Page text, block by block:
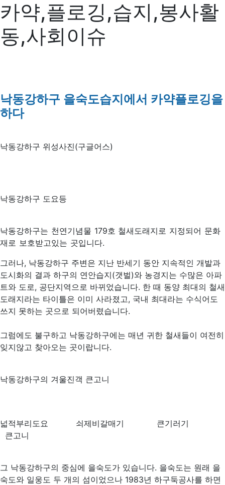
카약,플로깅,습지,봉사활
동,사회이슈
낙동강하구 을숙도습지에서 카약플로깅을
하다
낙동강하구 위성사진(구글어스)
낙동강하구 도요등
낙동강하구는 천연기념물 179호 철새도래지로 지정되어 문화
재로 보호받고있는 곳입니다.
그러나, 낙동강하구 주변은 지난 반세기 동안 지속적인 개발과
도시화의 결과 하구의 연안습지(갯벌)와 농경지는 수많은 아파
트와 도로, 공단지역으로 바뀌었습니다. 한 때 동양 최대의 철새
도래지라는 타이틀은 이미 사라졌고, 국내 최대라는 수식어도
쓰지 못하는 곳으로 되어버렸습니다.
그럼에도 불구하고 낙동강하구에는 매년 귀한 철새들이 여전히
잊지않고 찾아오는 곳이랍니다.
낙동강하구의 겨울진객 큰고니
넓적부리도요 쇠제비갈매기 큰기러기
큰고니
그 낙동강하구의 중심에 을숙도가 있습니다. 을숙도는 원래 을
숙도와 일웅도 두 개의 섬이었으나 1983년 하구둑공사를 하면